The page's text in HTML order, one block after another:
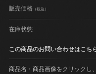
販売価格 （税込）
在庫状態
この商品のお問い合わせはこち
商品名・商品画像をクリックし